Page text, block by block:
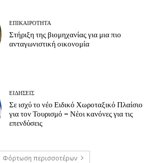
ΕΠΙΚΑΙΡΟΤΗΤΑ
Στήριξη της βιομηχανίας για μια πιο
ανταγωνιστική οικονομία
ΕΙΔΗΣΕΙΣ
Σε ισχύ το νέο Ειδικό Χωροταξικό Πλαίσιο
για τον Τουρισμό – Νέοι κανόνες για τις
επενδύσεις
Φόρτωση περισσοτέρων